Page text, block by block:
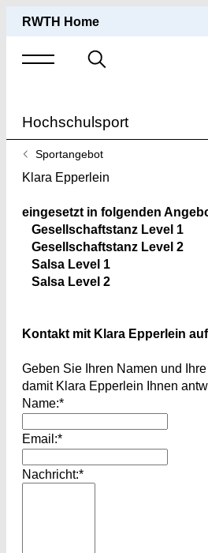
RWTH Home
Suche
Hochschulsport
Sie
sind
hier:
Sportangebot
Klara Epperlein
eingesetzt in folgenden
Gesellschaftstanz Level 1
Gesellschaftstanz Level 2
Salsa Level 1
Salsa Level 2
Kontakt mit Klara Epperlein
Geben Sie Ihren Namen und
damit Klara Epperlein Ihnen
Name:*
Email:*
Nachricht:*